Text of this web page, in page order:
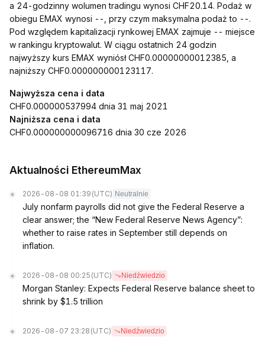
a 24-godzinny wolumen tradingu wynosi CHF20.14. Podaż w
obiegu EMAX wynosi --, przy czym maksymalna podaż to --.
Pod względem kapitalizacji rynkowej EMAX zajmuje -- miejsce
w rankingu kryptowalut. W ciągu ostatnich 24 godzin
najwyższy kurs EMAX wyniósł CHF0.00000000012385, a
najniższy CHF0.000000000123117.
Najwyższa cena i data
CHF0.000000537994 dnia 31 maj 2021
Najniższa cena i data
CHF0.000000000096716 dnia 30 cze 2026
Aktualności EthereumMax
2026-08-08 01:39 (UTC) Neutralnie
July nonfarm payrolls did not give the Federal Reserve a
clear answer; the “New Federal Reserve News Agency”:
whether to raise rates in September still depends on
inflation.
2026-08-08 00:25 (UTC) Niedźwiedzio
Morgan Stanley: Expects Federal Reserve balance sheet to
shrink by $1.5 trillion
2026-08-07 23:28 (UTC) Niedźwiedzio